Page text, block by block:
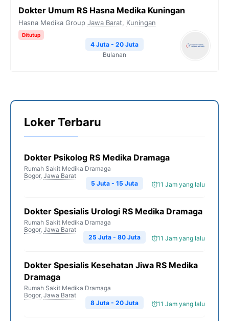
Dokter Umum RS Hasna Medika Kuningan
Hasna Medika Group Jawa Barat, Kuningan
Ditutup
4 Juta - 20 Juta
Bulanan
Loker Terbaru
Dokter Psikolog RS Medika Dramaga
Rumah Sakit Medika Dramaga
Bogor, Jawa Barat
11 Jam yang lalu
5 Juta - 15 Juta
Dokter Spesialis Urologi RS Medika Dramaga
Rumah Sakit Medika Dramaga
Bogor, Jawa Barat
11 Jam yang lalu
25 Juta - 80 Juta
Dokter Spesialis Kesehatan Jiwa RS Medika
Dramaga
Rumah Sakit Medika Dramaga
Bogor, Jawa Barat
11 Jam yang lalu
8 Juta - 20 Juta